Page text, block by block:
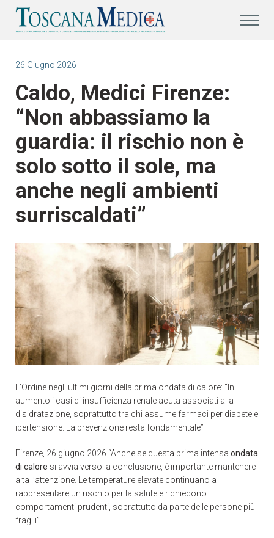
26 Giugno 2026
Caldo, Medici Firenze:
“Non abbassiamo la
guardia: il rischio non è
solo sotto il sole, ma
anche negli ambienti
surriscaldati”
L’Ordine negli ultimi giorni della prima ondata di calore: “In
aumento i casi di insufficienza renale acuta associati alla
disidratazione, soprattutto tra chi assume farmaci per diabete e
ipertensione. La prevenzione resta fondamentale”
Firenze, 26 giugno 2026 “Anche se questa prima intensa ondata
di calore si avvia verso la conclusione, è importante mantenere
alta l’attenzione. Le temperature elevate continuano a
rappresentare un rischio per la salute e richiedono
comportamenti prudenti, soprattutto da parte delle persone più
fragili”.